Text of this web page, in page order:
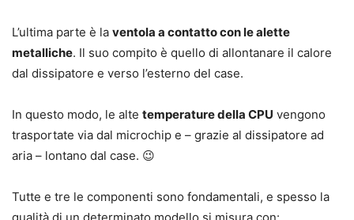
L’ultima parte è la ventola a contatto con le alette
metalliche. Il suo compito è quello di allontanare il calore
dal dissipatore e verso l’esterno del case.
In questo modo, le alte temperature della CPU vengono
trasportate via dal microchip e – grazie al dissipatore ad
aria – lontano dal case. 😉
Tutte e tre le componenti sono fondamentali, e spesso la